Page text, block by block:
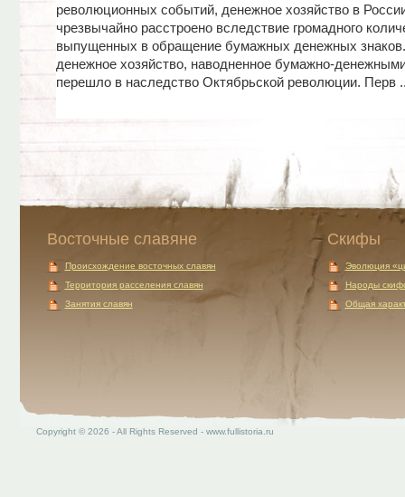
революционных событий, денежное хозяйство в
чрезвычайно расстроено вследствие громадного
выпущенных в обращение бумажных денежных
денежное хозяйство, наводненное бумажно-
перешло в наследство Октябрьской революции. Перв
Восточные славяне
Происхождение восточных славян
Территория расселения славян
Занятия славян
Скифы
Эволюция
Народы
Общая
Copyright © 2026 - All Rights Reserved - www.fullistoria.ru